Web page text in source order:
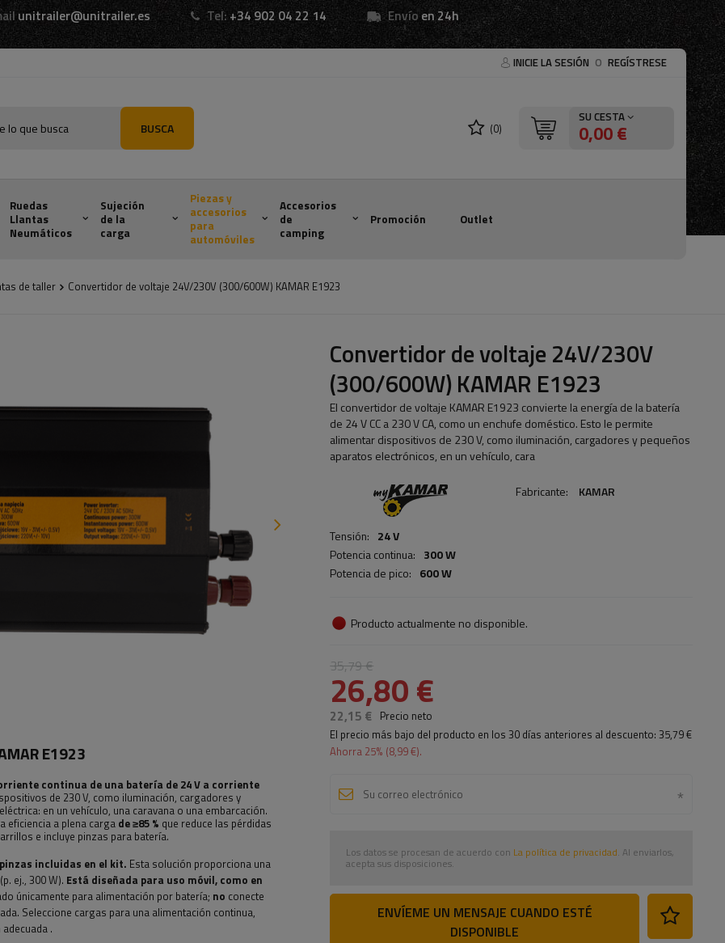
unitrailer@unitrailer.es Tel: +34 902 04 22 14 Envíoen 24h
INICIE LA SESIÓN O REGÍSTRESE
BUSCA (0)
SU CESTA
0,00 €
Ruedas
Llantas
Neumáticos
Sujeción
de la
carga
Piezas y
accesorios
para
automóviles
Accesorios
de
camping
Promoción Outlet
de taller Convertidor de voltaje 24V/230V (300/600W) KAMAR E1923
Convertidor de voltaje 24V/230V
(300/600W) KAMAR E1923
El convertidor de voltaje KAMAR E1923 convierte la energía de la batería
de 24 V CC a 230 V CA, como un enchufe doméstico. Esto le permite
alimentar dispositivos de 230 V, como iluminación, cargadores y pequeños
aparatos electrónicos, en un vehículo, cara
Fabricante: KAMAR
Tensión: 24 V
Potencia continua: 300 W
Potencia de pico: 600 W
Producto actualmente no disponible.
35,79 €
26,80 €
22,15 € Precio neto
El precio más bajo del producto en los 30 días anteriores al descuento:35,79 €
Ahorra 25% (8,99 €).
Los datos se procesan de acuerdo con La política de privacidad. Al enviarlos,
acepta sus disposiciones.
ENVÍEME UN MENSAJE CUANDO ESTÉ
DISPONIBLE
E1923
continua de una batería de 24 V a corriente
de 230 V, como iluminación, cargadores y
en un vehículo, una caravana o una embarcación.
eficiencia a plena carga de ≥85 % que reduce las pérdidas
e incluye pinzas para batería.
incluidas en el kit. Esta solución proporciona una
ej., 300 W). Está diseñada para uso móvil, como en
únicamente para alimentación por batería; no conecte
Seleccione cargas para una alimentación continua,
.